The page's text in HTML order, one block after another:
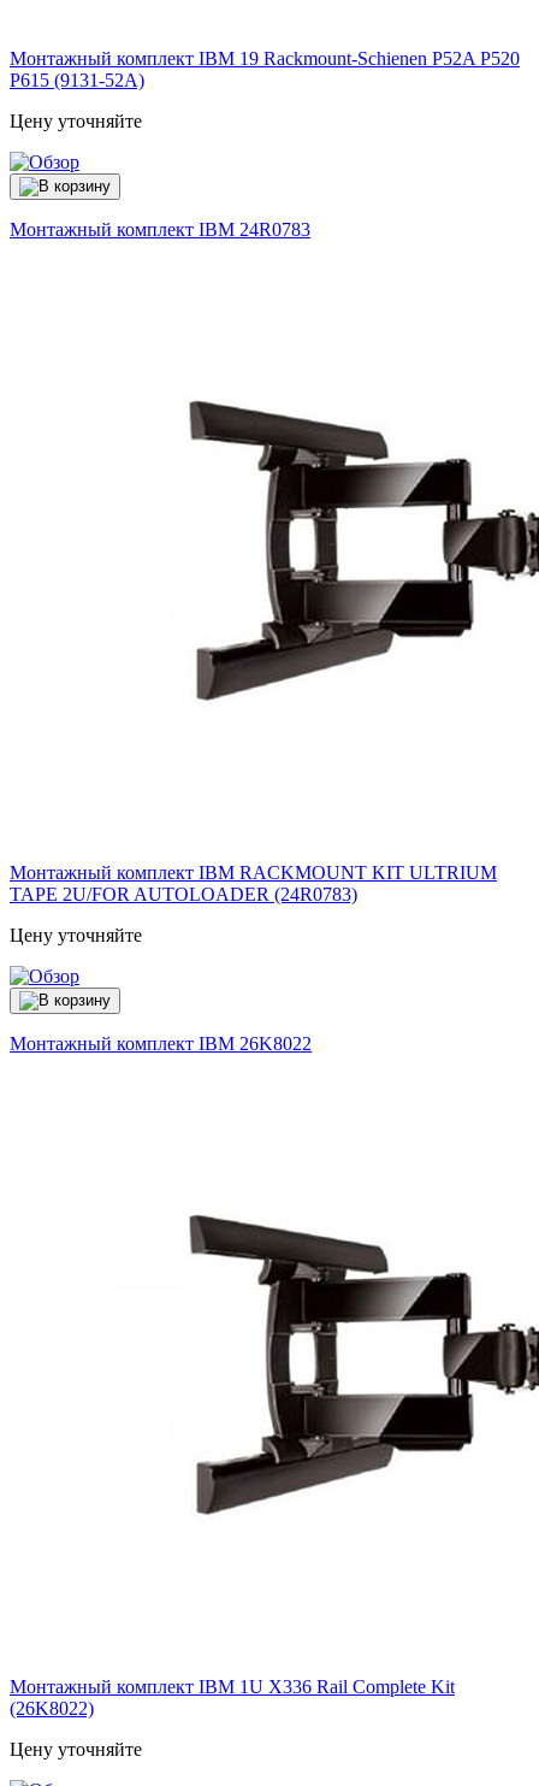
Монтажный комплект IBM 19 Rackmount-Schienen P52A P520
P615 (9131-52A)
Цену уточняйте
Монтажный комплект IBM 24R0783
Монтажный комплект IBM RACKMOUNT KIT ULTRIUM
TAPE 2U/FOR AUTOLOADER (24R0783)
Цену уточняйте
Монтажный комплект IBM 26K8022
Монтажный комплект IBM 1U X336 Rail Complete Kit
(26K8022)
Цену уточняйте